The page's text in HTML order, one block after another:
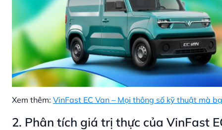
Xem thêm: VinFast EC Van – Mọi thông số kỹ thuật mà
2. Phân tích giá trị thực của VinFast